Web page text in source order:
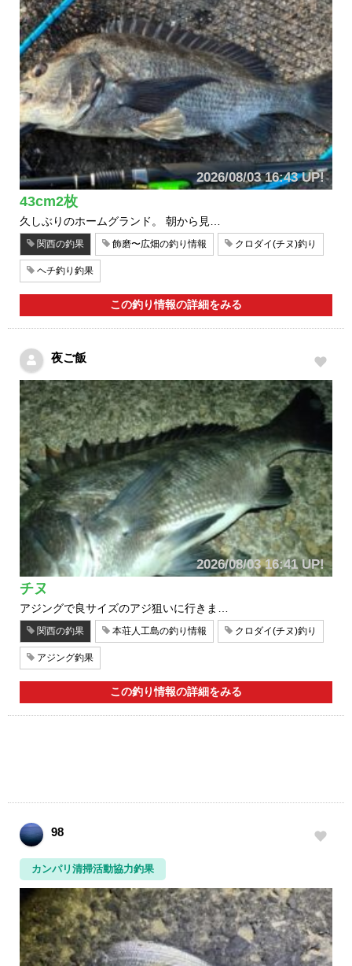
2026/08/03 16:43 UP!
43cm2枚
久しぶりのホームグランド。 朝から見…
関西の釣果 飾磨〜広畑の釣り情報 クロダイ(チヌ)釣り
ヘチ釣り釣果
この釣り情報の詳細をみる
夜ご飯
2026/08/03 16:41 UP!
チヌ
アジングで良サイズのアジ狙いに行きま…
関西の釣果 本荘人工島の釣り情報 クロダイ(チヌ)釣り
アジング釣果
この釣り情報の詳細をみる
98
カンパリ清掃活動協力釣果